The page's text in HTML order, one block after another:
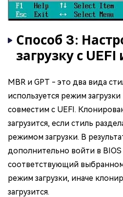
Способ 3:
загрузку с
MBR и GPT - это два вида
используется режим
совместим с UEFI.
загрузится, если стиль
режимом загрузки. В
дополнительно войти в
соответствующий
режим загрузки, иначе
загрузится.